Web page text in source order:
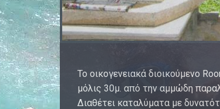
Το οικογενειακά διοικούμενο
μόλις 30μ. από την αμμώδη
Διαθέτει καταλύματα με